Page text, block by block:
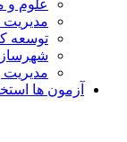
علوم
مدیریت
توسعه
آزمون ها